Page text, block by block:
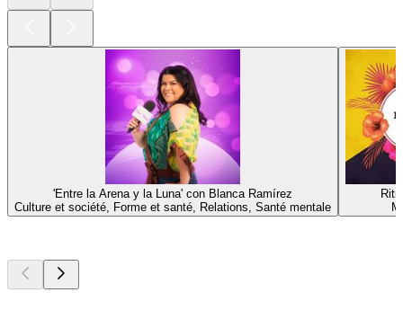
'Entre la Arena y la Luna' con Blanca Ramírez
Culture et société, Forme et santé, Relations, Santé mentale